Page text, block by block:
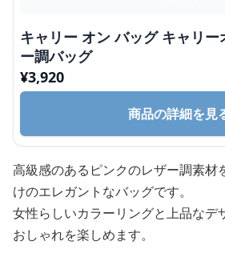
キャリー オン バッグ キャリ
ー調バッグ
¥3,920
商品の詳細を見
高級感のあるピンクのレザー調素材
けのエレガントなバッグです。
女性らしいカラーリングと上品なデ
おしゃれを楽しめます。